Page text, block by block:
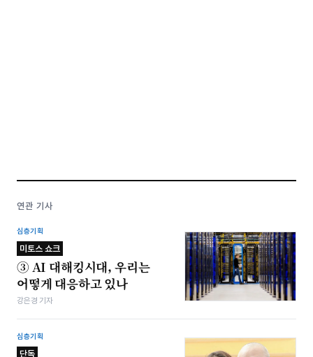
연관 기사
심층기획
미토스 쇼크
③ AI 대해킹시대, 우리는
어떻게 대응하고 있나
강은경 기자
심층기획
단독